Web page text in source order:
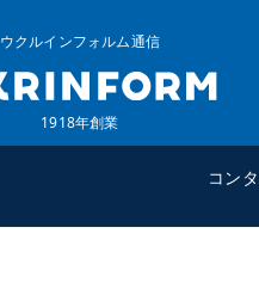
ウクルインフォルム通信
1918年創業
コン